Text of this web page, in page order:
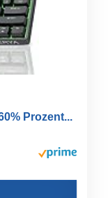
Prozent...